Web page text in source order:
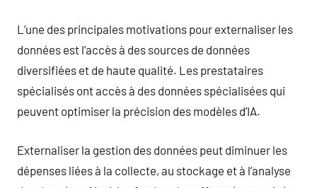
L’une des principales motivations pour externaliser les
données est l’accès à des sources de données
diversifiées et de haute qualité. Les prestataires
spécialisés ont accès à des données spécialisées qui
peuvent optimiser la précision des modèles d’IA.
Externaliser la gestion des données peut diminuer les
dépenses liées à la collecte, au stockage et à l’analyse